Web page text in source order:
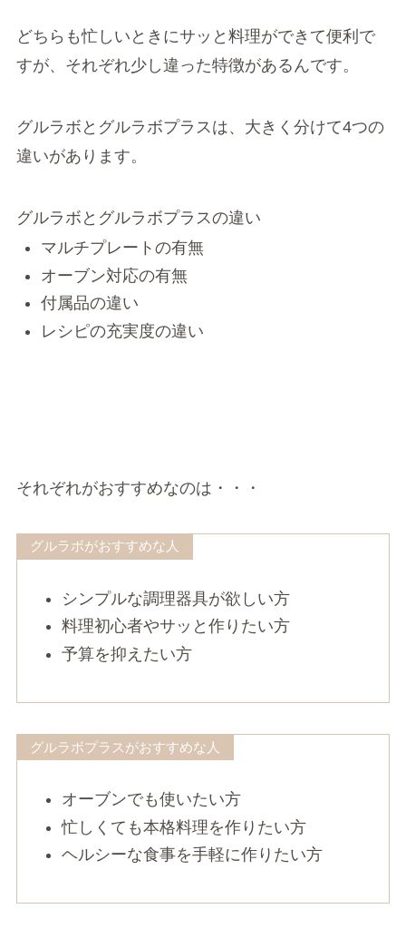
どちらも忙しいときにサッと料理ができて便利で
すが、それぞれ少し違った特徴があるんです。
グルラボとグルラボプラスは、大きく分けて4つの
違いがあります。
グルラボとグルラボプラスの違い
マルチプレートの有無
オーブン対応の有無
付属品の違い
レシピの充実度の違い
それぞれがおすすめなのは・・・
グルラボがおすすめな人
シンプルな調理器具が欲しい方
料理初心者やサッと作りたい方
予算を抑えたい方
グルラボプラスがおすすめな人
オーブンでも使いたい方
忙しくても本格料理を作りたい方
ヘルシーな食事を手軽に作りたい方